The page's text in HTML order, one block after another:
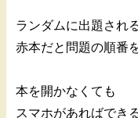
ランダムに出題され
赤本だと問題の順番
本を開かなくても
スマホがあればでき